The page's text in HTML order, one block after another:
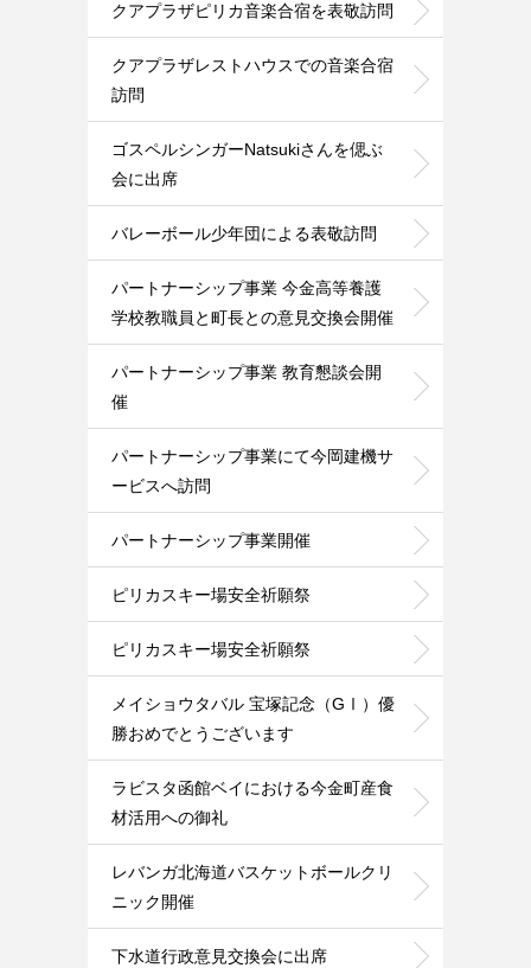
クアプラザピリカ音楽合宿を表敬訪問
クアプラザレストハウスでの音楽合宿
訪問
ゴスペルシンガーNatsukiさんを偲ぶ
会に出席
バレーボール少年団による表敬訪問
パートナーシップ事業 今金高等養護
学校教職員と町長との意見交換会開催
パートナーシップ事業 教育懇談会開
催
パートナーシップ事業にて今岡建機サ
ービスへ訪問
パートナーシップ事業開催
ピリカスキー場安全祈願祭
ピリカスキー場安全祈願祭
メイショウタバル 宝塚記念（GⅠ）優
勝おめでとうございます
ラビスタ函館ベイにおける今金町産食
材活用への御礼
レバンガ北海道バスケットボールクリ
ニック開催
下水道行政意見交換会に出席